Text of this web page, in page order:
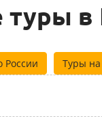
в
России Туры на